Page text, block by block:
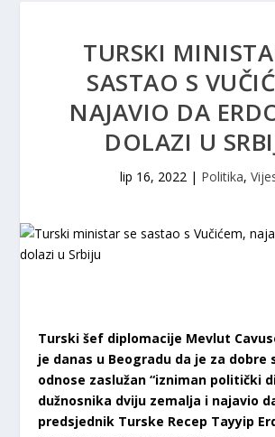
TURSKI
SASTAO S
NAJAVIO DA
DOLAZI U
lip 16, 2022| Politika,
Turski šef diplomacije Mevlut
je danas u Beogradu da je za
odnose zaslužan “izniman politički
dužnosnika dviju zemalja i najavio
predsjednik Turske Recep Tayyip